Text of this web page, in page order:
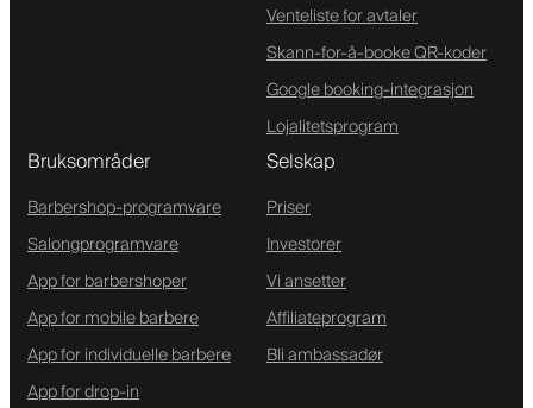
Venteliste for avtaler
Skann-for-å-booke QR-koder
Google booking-integrasjon
Lojalitetsprogram
Bruksområder
Barbershop-programvare
Salongprogramvare
App for barbershoper
App for mobile barbere
App for individuelle barbere
App for drop-in
Selskap
Priser
Investorer
Vi ansetter
Affiliateprogram
Bli ambassadør